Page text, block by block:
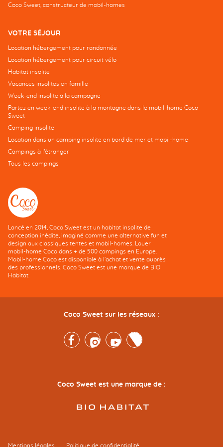
Coco Sweet, constructeur de mobil-homes
VOTRE SÉJOUR
Location hébergement pour randonnée
Location hébergement pour circuit vélo
Habitat insolite
Vacances insolites en famille
Week-end insolite à la campagne
Partez en week-end insolite à la montagne dans le mobil-home Coco
Sweet
Camping insolite
Location dans un camping insolite en bord de mer et mobil-home
Campings à l’étranger
Tous les campings
Lancé en 2014, Coco Sweet est un habitat insolite de
conception inédite, imaginé comme une alternative fun et
design aux classiques tentes et mobil-homes. Louer
mobil-home Coco dans + de 500 campings en Europe.
Mobil-home Coco est disponible à l'achat et vente auprès
des professionnels. Coco Sweet est une marque de BIO
Habitat.
Coco Sweet sur les réseaux :
FacebookInstagramYoutubeTwitter
Coco Sweet est une marque de :
Mentions légales Politique de confidentialité